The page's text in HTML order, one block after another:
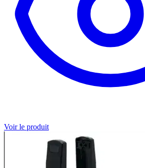
Voir le produit